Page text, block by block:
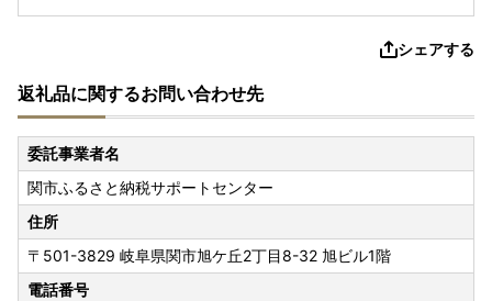
シェアする
返礼品に関するお問い合わせ先
委託事業者名
関市ふるさと納税サポートセンター
住所
〒501-3829 岐阜県関市旭ケ丘2丁目8-32 旭ビル1階
電話番号